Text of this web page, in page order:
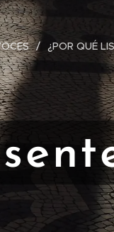
¿POR QUÉ